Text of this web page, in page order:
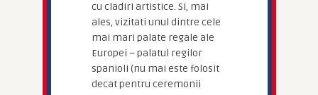
cu cladiri artistice. Si, mai
ales, vizitati unul dintre cele
mai mari palate regale ale
Europei – palatul regilor
spanioli (nu mai este folosit
decat pentru ceremonii